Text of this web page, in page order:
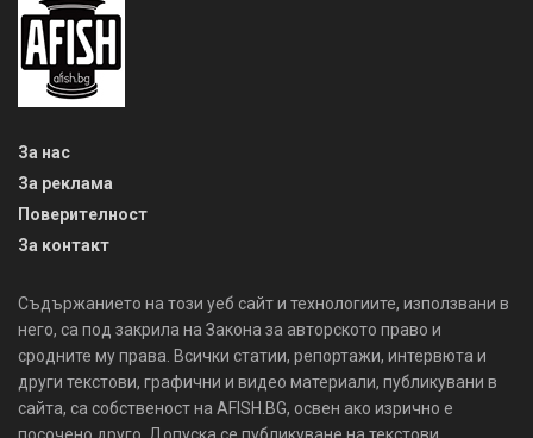
За нас
За реклама
Поверителност
За контакт
Съдържанието на този уеб сайт и технологиите, използвани в
него, са под закрила на Закона за авторското право и
сродните му права. Всички статии, репортажи, интервюта и
други текстови, графични и видео материали, публикувани в
сайта, са собственост на AFISH.BG, освен ако изрично е
посочено друго. Допуска се публикуване на текстови